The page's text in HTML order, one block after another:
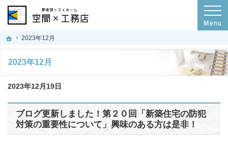
ホーム
2023年12月
2023年12月
プロの目線からご提案。群馬県高崎市の注文住宅・新築戸建てを手がける工務店
空間×工務店｜群馬県高崎市の新築・注文住宅・新築戸建てを手がける工務店
2023年12月19日
ブログ更新しました！第２０回「新築住宅の防犯
対策の重要性について」興味のある方は是非！